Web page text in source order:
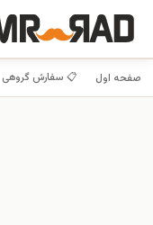
صفحه اول 📋 سفارش گروهی